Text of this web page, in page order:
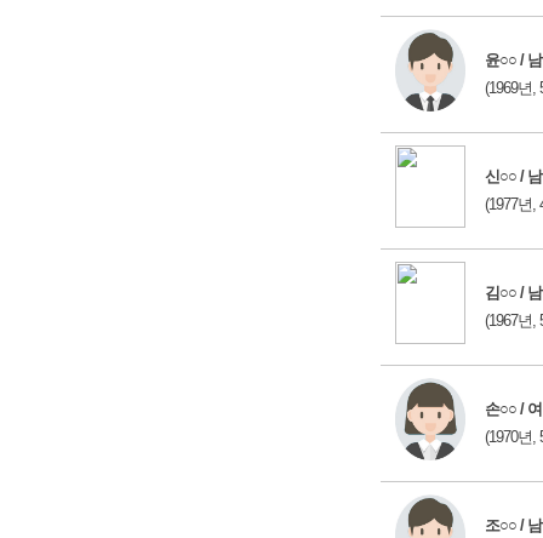
윤○○ / 남
(1969년,
신○○ / 남
(1977년,
김○○ / 남
(1967년,
손○○ / 여
(1970년,
조○○ / 남